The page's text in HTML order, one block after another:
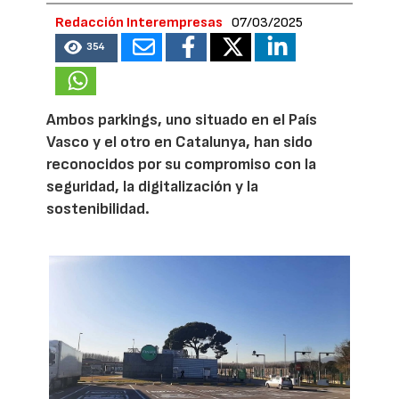
Redacción Interempresas 07/03/2025
354
Ambos parkings, uno situado en el País
Vasco y el otro en Catalunya, han sido
reconocidos por su compromiso con la
seguridad, la digitalización y la
sostenibilidad.